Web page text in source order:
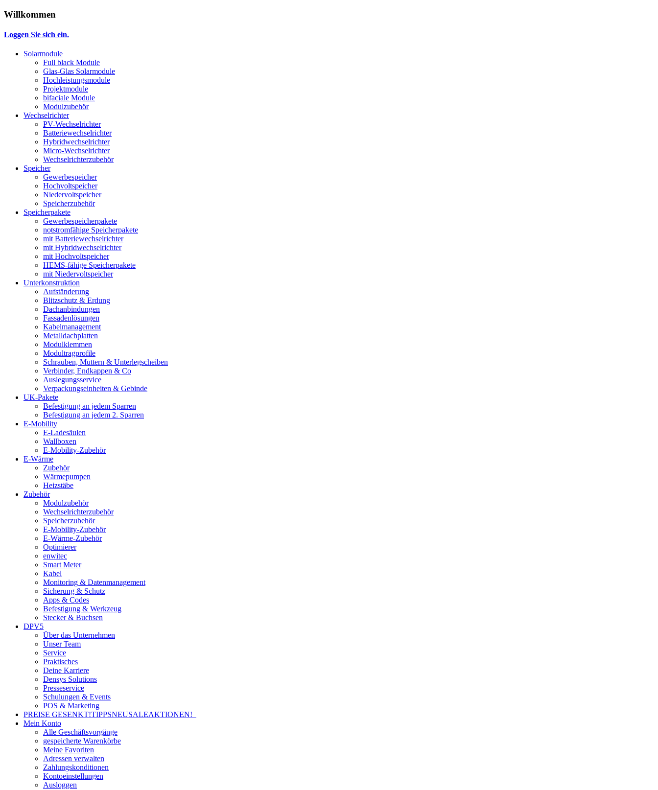
Willkommen
Loggen Sie sich ein.
Solarmodule
Full black Module
Glas-Glas Solarmodule
Hochleistungsmodule
Projektmodule
bifaciale Module
Modulzubehör
Wechselrichter
PV-Wechselrichter
Batteriewechselrichter
Hybridwechselrichter
Micro-Wechselrichter
Wechselrichterzubehör
Speicher
Gewerbespeicher
Hochvoltspeicher
Niedervoltspeicher
Speicherzubehör
Speicherpakete
Gewerbespeicherpakete
notstromfähige Speicherpakete
mit Batteriewechselrichter
mit Hybridwechselrichter
mit Hochvoltspeicher
HEMS-fähige Speicherpakete
mit Niedervoltspeicher
Unterkonstruktion
Aufständerung
Blitzschutz & Erdung
Dachanbindungen
Fassadenlösungen
Kabelmanagement
Metalldachplatten
Modulklemmen
Modultragprofile
Schrauben, Muttern & Unterlegscheiben
Verbinder, Endkappen & Co
Auslegungsservice
Verpackungseinheiten & Gebinde
UK-Pakete
Befestigung an jedem Sparren
Befestigung an jedem 2. Sparren
E-Mobility
E-Ladesäulen
Wallboxen
E-Mobility-Zubehör
E-Wärme
Zubehör
Wärmepumpen
Heizstäbe
Zubehör
Modulzubehör
Wechselrichterzubehör
Speicherzubehör
E-Mobility-Zubehör
E-Wärme-Zubehör
Optimierer
enwitec
Smart Meter
Kabel
Monitoring & Datenmanagement
Sicherung & Schutz
Apps & Codes
Befestigung & Werkzeug
Stecker & Buchsen
DPV5
Über das Unternehmen
Unser Team
Service
Praktisches
Deine Karriere
Densys Solutions
Presseservice
Schulungen & Events
POS & Marketing
PREISE GESENKT!TIPPSNEUSALEAKTIONEN!
Mein Konto
Alle Geschäftsvorgänge
gespeicherte Warenkörbe
Meine Favoriten
Adressen verwalten
Zahlungskonditionen
Kontoeinstellungen
Ausloggen